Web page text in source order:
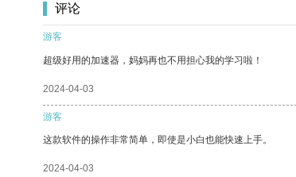
评论
游客
超级好用的加速器，妈妈再也不用担心我的学习啦！
2024-04-03
游客
这款软件的操作非常简单，即使是小白也能快速上手。
2024-04-03